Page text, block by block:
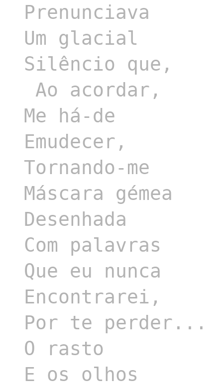
Prenunciava
Um glacial
Silêncio que,
Ao acordar,
Me há-de
Emudecer,
Tornando-me
Máscara gémea
Desenhada
Com palavras
Que eu nunca
Encontrarei,
Por te perder...
O rasto
E os olhos